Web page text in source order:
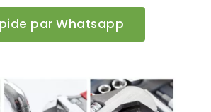
par Whatsapp